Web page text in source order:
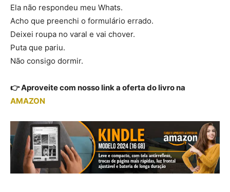
Ela não respondeu meu Whats.
Acho que preenchi o formulário errado.
Deixei roupa no varal e vai chover.
Puta que pariu.
Não consigo dormir.
👉 Aproveite com nosso link a oferta do livro na
AMAZON